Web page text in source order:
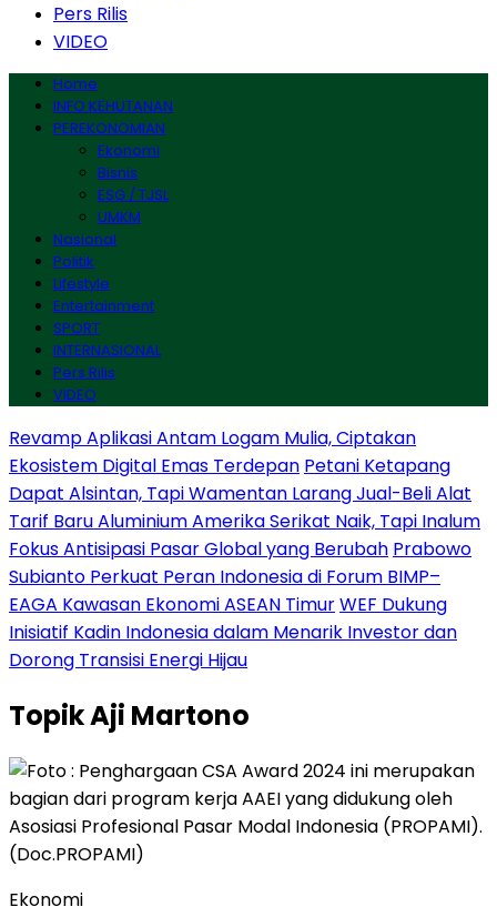
Pers Rilis
VIDEO
Home
INFO KEHUTANAN
PEREKONOMIAN
Ekonomi
Bisnis
ESG / TJSL
UMKM
Nasional
Politik
Lifestyle
Entertainment
SPORT
INTERNASIONAL
Pers Rilis
VIDEO
Revamp Aplikasi Antam Logam Mulia, Ciptakan
Ekosistem Digital Emas Terdepan Petani Ketapang
Dapat Alsintan, Tapi Wamentan Larang Jual-Beli Alat
Tarif Baru Aluminium Amerika Serikat Naik, Tapi Inalum
Fokus Antisipasi Pasar Global yang Berubah Prabowo
Subianto Perkuat Peran Indonesia di Forum BIMP–
EAGA Kawasan Ekonomi ASEAN TimurWEF Dukung
Inisiatif Kadin Indonesia dalam Menarik Investor dan
Dorong Transisi Energi Hijau
TopikAji Martono
Ekonomi